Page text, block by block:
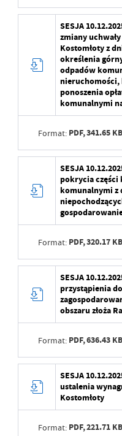
Data ostatniej
aktualizacji
Ostatnio zaktualizował
Wytworzył
Data opublikowania
Opublikował
Data ostatniej
Ostatnio zaktualizował
SESJA
zmiany
Kostomłoty z
określenia
odpadów
nieruchomości,
ponoszenia
komunalnymi
Format: PDF,341.65 KB
Wytworzył
Data opublikowania
Data ostatniej
aktualizacji
Ostatnio zaktualizował
SESJA
pokrycia części
komunalnymi z
Format: PDF,320.17 KB
Wytworzył
Opublikował
Data ostatniej
aktualizacji
Ostatnio zaktualizował
SESJA
przystąpienia
obszaru złoża
Format: PDF,636.43 KB
Wytworzył
SESJA
ustalenia
Kostomłoty
Format: PDF,221.71 KB